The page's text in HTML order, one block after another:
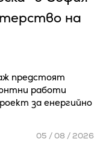
на
предстоят
работи
за енергийно
05 / 08 / 2026